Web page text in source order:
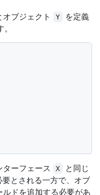
オブジェクト Y
を定義
ターフェース X
と同じ
とされる一方で、オブ
ドを追加する必要があ